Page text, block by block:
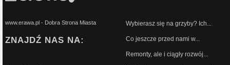
www.erawa.pl - Dobra Strona Miasta
ZNAJDŹ NAS NA:
Wybierasz się na grzyby? Ich...
Co jeszcze przed nami w...
Remonty, ale i ciągły rozwój...